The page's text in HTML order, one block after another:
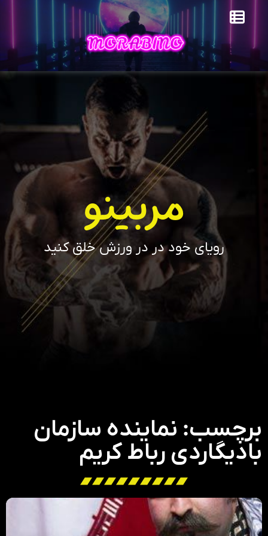
مربینو
رویای خود در در ورزش خلق کنید
برچسب: نماینده سازمان
بادیگاردی رباط کریم